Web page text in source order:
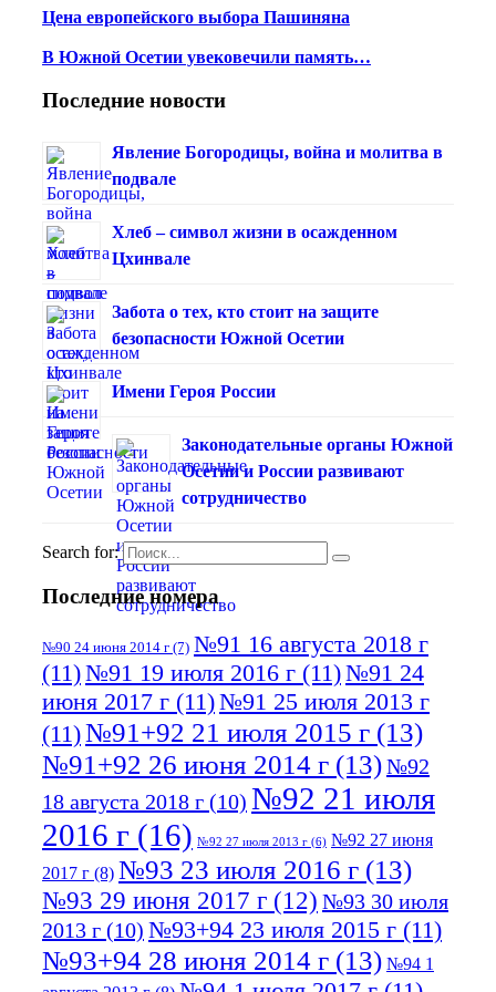
Цена европейского выбора Пашиняна
В Южной Осетии увековечили память…
Последние новости
Явление Богородицы, война и молитва в
подвале
Хлеб – символ жизни в осажденном
Цхинвале
Забота о тех, кто стоит на защите
безопасности Южной Осетии
Имени Героя России
Законодательные органы Южной
Осетии и России развивают
сотрудничество
Search for:
Последние номера
№90 24 июня 2014 г (7) №91 16 августа 2018 г
(11)№91 19 июля 2016 г (11)№91 24
июня 2017 г (11)№91 25 июля 2013 г
(11)№91+92 21 июля 2015 г (13)
№91+92 26 июня 2014 г (13)№92
18 августа 2018 г (10) №92 21 июля
2016 г (16) №92 27 июля 2013 г (6) №92 27 июня
2017 г (8) №93 23 июля 2016 г (13)
№93 29 июня 2017 г (12) №93 30 июля
2013 г (10) №93+94 23 июля 2015 г (11)
№93+94 28 июня 2014 г (13) №94 1